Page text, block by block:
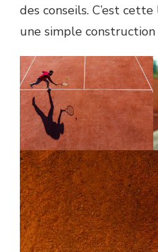
des conseils. C’est
une simple